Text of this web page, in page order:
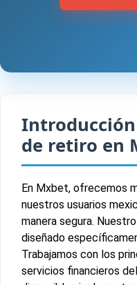
de retiro en
En Mxbet, ofrecemos
nuestros usuarios
manera segura.
diseñado
Trabajamos con los
servicios financieros